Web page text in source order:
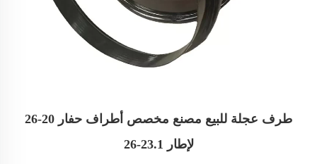
طرف عجلة للبيع مصنع مخصص أطراف حفار 20-26
لإطار 23.1-26